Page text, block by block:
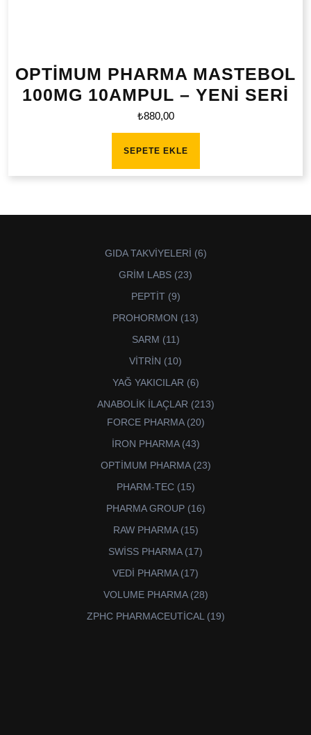
OPTİMUM PHARMA MASTEBOL
100MG 10AMPUL – YENİ SERİ
₺880,00
SEPETE EKLE
GIDA TAKVİYELERİ 66
GRİM LABS 2323
PEPTİT 99
PROHORMON 1313
SARM 1111
VİTRİN 1010
YAĞ YAKICILAR 66
ANABOLİK İLAÇLAR 213213
FORCE PHARMA 2020
İRON PHARMA 4343
OPTİMUM PHARMA 2323
PHARM-TEC 1515
PHARMA GROUP 1616
RAW PHARMA 1515
SWİSS PHARMA 1717
VEDİ PHARMA 1717
VOLUME PHARMA 2828
ZPHC PHARMACEUTİCAL 1919